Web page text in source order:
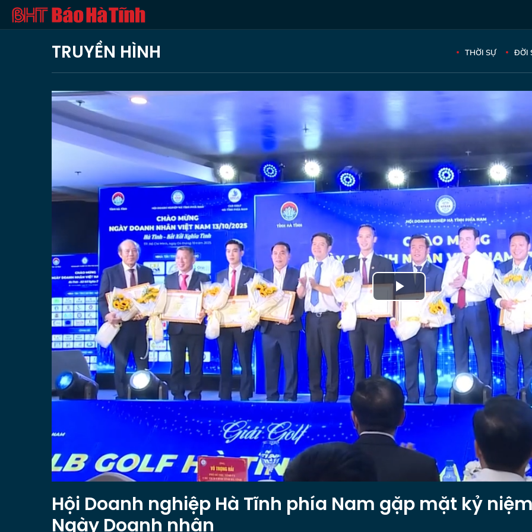
TRUYỀN HÌNH THỜI SỰ ĐỜI
Play
Video
Hội Doanh nghiệp Hà Tĩnh phía Nam gặp mặt kỷ
Ngày Doanh nhân